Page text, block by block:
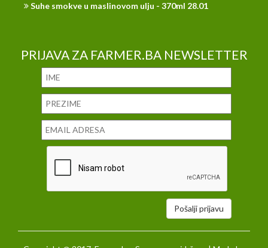
Suhe smokve u maslinovom ulju - 370ml 28.01
PRIJAVA ZA FARMER.BA NEWSLETTER
Pošalji prijavu